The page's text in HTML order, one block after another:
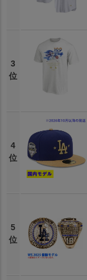
3
位
4
位
5
位